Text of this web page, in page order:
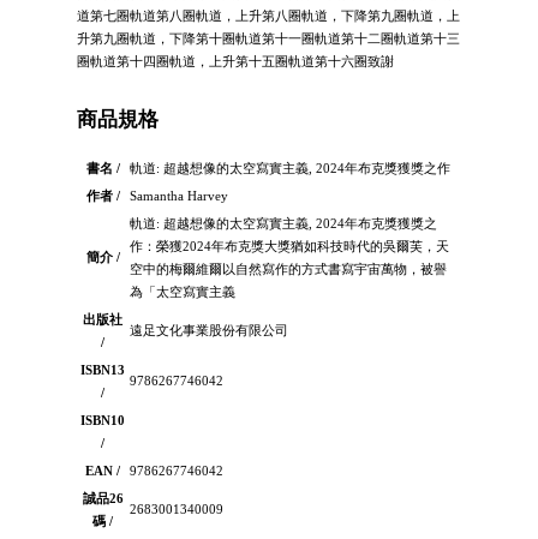
道第七圈軌道第八圈軌道，上升第八圈軌道，下降第九圈軌道，上
升第九圈軌道，下降第十圈軌道第十一圈軌道第十二圈軌道第十三
圈軌道第十四圈軌道，上升第十五圈軌道第十六圈致謝
商品規格
書名 /
軌道: 超越想像的太空寫實主義, 2024年布克獎獲獎之作
作者 /
Samantha Harvey
簡介 /
軌道: 超越想像的太空寫實主義, 2024年布克獎獲獎之
作：榮獲2024年布克獎大獎猶如科技時代的吳爾芙，天
空中的梅爾維爾以自然寫作的方式書寫宇宙萬物，被譽
為「太空寫實主義
出版社
/
遠足文化事業股份有限公司
ISBN13
/
9786267746042
ISBN10
/
EAN /
9786267746042
誠品26
碼 /
2683001340009